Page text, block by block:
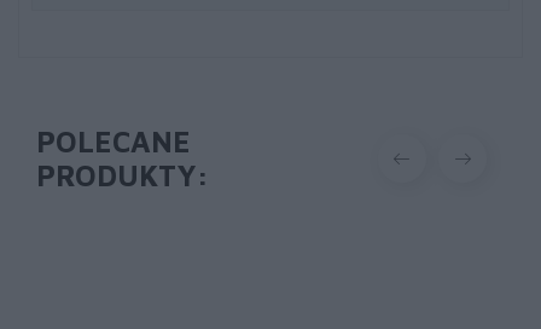
POLECANE
PRODUKTY: